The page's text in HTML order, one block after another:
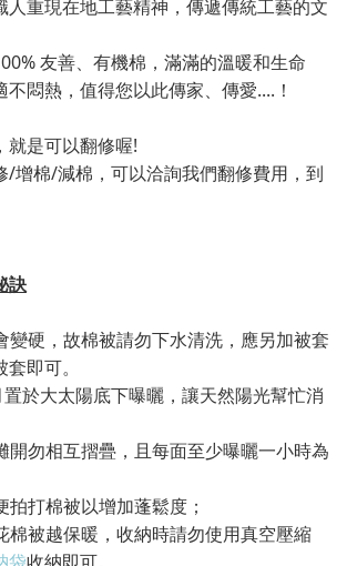
人重現在地工藝精神，傳遞傳統工藝的文
友善、有機棉，滿滿的溫暖和生命
悶熱，值得您以此傳家、傳愛....！
就是可以翻修喔!
/增棉/減棉，可以洽詢我們翻修費用，到
訣
硬，故棉被請勿下水清洗，應另加被套
即可。
於大太陽底下曝曬，讓天然陽光幫忙消
勿相互摺疊，且每面至少曝曬一小時為
打棉被以增加蓬鬆度；
被越保暖，收納時請勿使用真空壓縮